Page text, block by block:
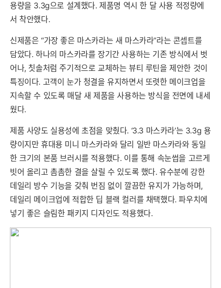
용량을 3.3g으로 설계했다. 제품명 역시 한 달 사용 적정량에
서 착안했다.
신제품은 “가장 좋은 마스카라는 새 마스카라”라는 콘셉트를
담았다. 하나의 마스카라를 장기간 사용하는 기존 방식에서 벗
어나, 칫솔처럼 주기적으로 교체하는 뷰티 루틴을 제안한 것이
특징이다. 고객이 눈가 청결을 유지하면서 또렷한 메이크업을
지속할 수 있도록 매달 새 제품을 사용하는 방식을 전면에 내세
웠다.
제품 사양도 실용성에 초점을 맞췄다. ‘3.3 마스카라’는 3.3g 용
량이지만 휴대용 미니 마스카라와 달리 일반 마스카라와 동일
한 크기의 본품 브러시를 적용했다. 이를 통해 속눈썹을 고르게
빗어 올리고 촘촘한 결을 살릴 수 있도록 했다. 유수분에 강한
데일리 방수 기능을 갖춰 번짐 없이 깔끔한 유지가 가능하며,
데일리 메이크업에 적합한 딥 블랙 컬러를 채택했다. 파우치에
넣기 좋은 슬림한 패키지 디자인도 적용했다.